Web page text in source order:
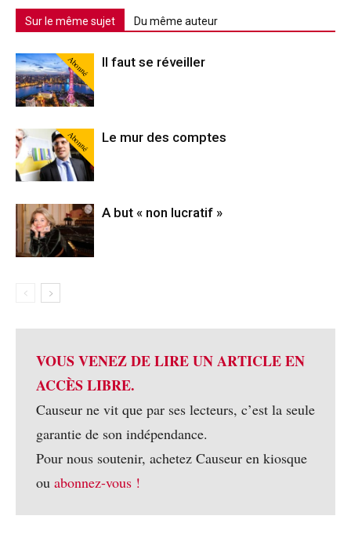
Sur le même sujet Du même auteur
Abonné Il faut se réveiller
Abonné Le mur des comptes
A but « non lucratif »
VOUS VENEZ DE LIRE UN ARTICLE EN
ACCÈS LIBRE.
Causeur ne vit que par ses lecteurs, c’est la seule
garantie de son indépendance.
Pour nous soutenir, achetez Causeur en kiosque
ou abonnez-vous !